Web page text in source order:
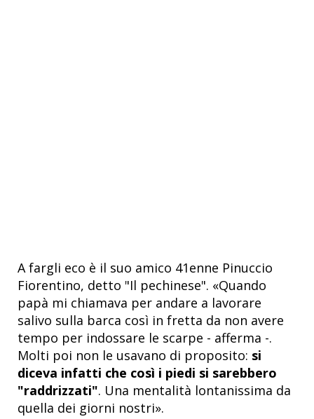
A fargli eco è il suo amico 41enne Pinuccio
Fiorentino, detto "Il pechinese". «Quando
papà mi chiamava per andare a lavorare
salivo sulla barca così in fretta da non avere
tempo per indossare le scarpe - afferma -.
Molti poi non le usavano di proposito: si
diceva infatti che così i piedi si sarebbero
"raddrizzati". Una mentalità lontanissima da
quella dei giorni nostri».